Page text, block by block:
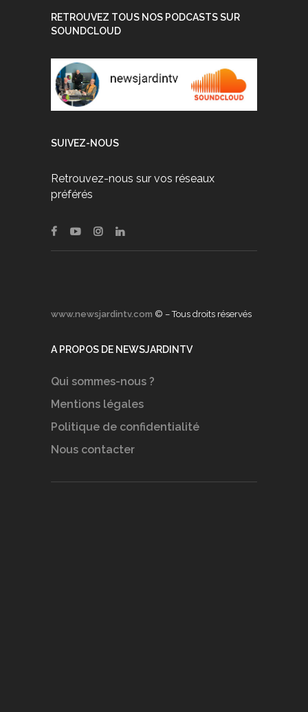
RETROUVEZ TOUS NOS PODCASTS SUR
SOUNDCLOUD
SUIVEZ-NOUS
Retrouvez-nous sur vos réseaux
préférés
www.newsjardintv.com © – Tous droits réservés
A PROPOS DE NEWSJARDINTV
Qui sommes-nous ?
Mentions légales
Politique de confidentialité
Nous contacter